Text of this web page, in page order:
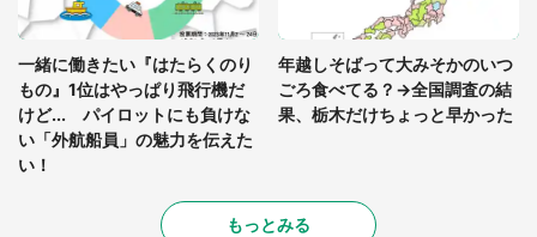
一緒に働きたい『はたらくのり
もの』1位はやっぱり飛行機だ
けど... パイロットにも負けな
い「外航船員」の魅力を伝えた
い！
年越しそばって大みそかのいつ
ごろ食べてる？→全国調査の結
果、栃木だけちょっと早かった
もっとみる